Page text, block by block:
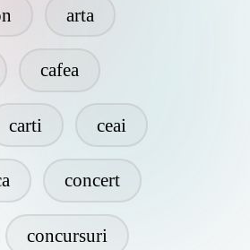
arta
cafea
carti ceai
concert
concursuri